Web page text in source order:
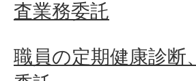
査業務委託
職員の定期健康診断